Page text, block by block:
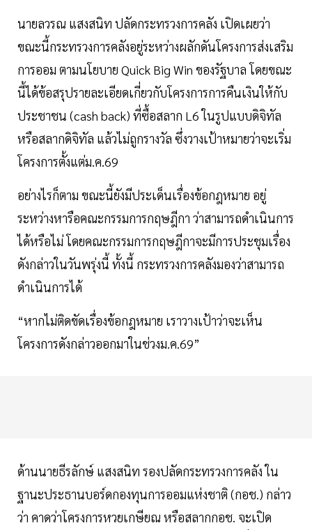
นายลวรณ แสงสนิท ปลัดกระทรวงการคลัง เปิดเผยว่า
ขณะนี้กระทรวงการคลังอยู่ระหว่างผลักดันโครงการส่งเสริม
การออม ตามนโยบาย Quick Big Win ของรัฐบาล โดยขณะ
นี้ได้ข้อสรุปรายละเอียดเกี่ยวกับโครงการการคืนเงินให้กับ
ประชาชน (cash back) ที่ซื้อสลาก L6 ในรูปแบบดิจิทัล
หรือสลากดิจิทัล แล้วไม่ถูกรางวัล ซึ่งวางเป้าหมายว่าจะเริ่ม
โครงการตั้งแต่ม.ค.69
อย่างไรก็ตาม ขณะนี้ยังมีประเด็นเรื่องข้อกฎหมาย อยู่
ระหว่างหารือคณะกรรมการกฤษฎีกา ว่าสามารถดำเนินการ
ได้หรือไม่ โดยคณะกรรมการกฤษฎีกาจะมีการประชุมเรื่อง
ดังกล่าวในวันพรุ่งนี้ ทั้งนี้ กระทรวงการคลังมองว่าสามารถ
ดำเนินการได้
“หากไม่ติดขัดเรื่องข้อกฎหมาย เราวางเป้าว่าจะเห็น
โครงการดังกล่าวออกมาในช่วงม.ค.69”
ด้านนายธีรลักษ์ แสงสนิท รองปลัดกระทรวงการคลัง ใน
ฐานะประธานบอร์ดกองทุนการออมแห่งชาติ (กอช.) กล่าว
ว่า คาดว่าโครงการหวยเกษียณ หรือสลากกอช. จะเปิด